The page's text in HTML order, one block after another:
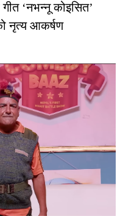
गीत ‘नभन्नू कोइसित’
नृत्य आकर्षण